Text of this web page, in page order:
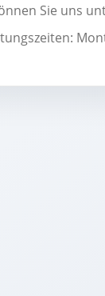
Sie uns